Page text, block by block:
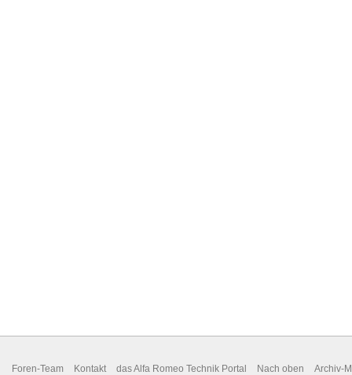
Foren-Team Kontakt das Alfa Romeo Technik Portal Nach oben Archiv-